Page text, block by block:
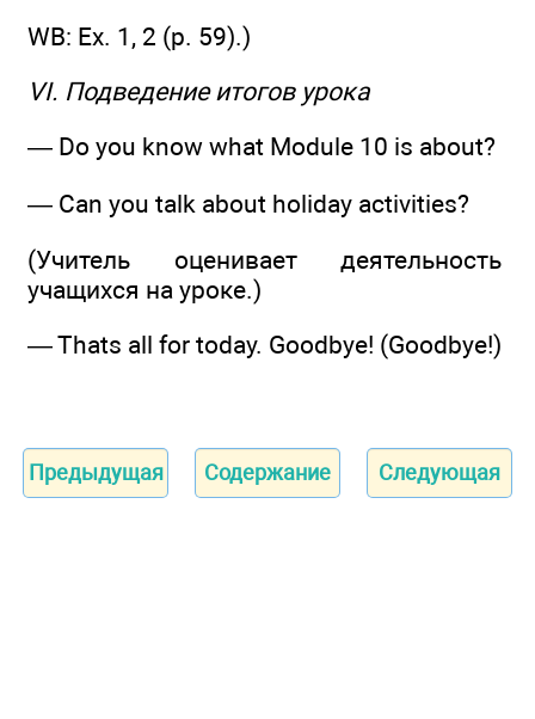
WB: Ex. 1, 2 (р. 59).)
VI. Подведение итогов урока
— Do you know what Module 10 is about?
— Can you talk about holiday activities?
(Учитель оценивает деятельность
учащихся на уроке.)
— Thats all for today. Goodbye! (Goodbye!)
Предыдущая Содержание Следующая